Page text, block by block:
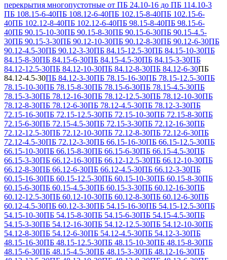
перекрытия многопустотные от ПБ 24.10-16 до ПБ 114.10-3
ПБ 108.15-6-40ПБ 108.12-6-40ПБ 102.15-8-40ПБ 102.15-6-
40ПБ 102.12-8-40ПБ 102.12-6-40ПБ 98.15-8-40ПБ 98.15-6-
40ПБ 90.15-10-30ПБ 90.15-8-30ПБ 90.15-6-30ПБ 90.15-4.5-
30ПБ 90.15-3-30ПБ 90.12-10-30ПБ 90.12-8-30ПБ 90.12-6-30ПБ
90.12-4.5-30ПБ 90.12-3-30ПБ 84.15-12.5-30ПБ 84.15-10-30ПБ
84.15-8-30ПБ 84.15-6-30ПБ 84.15-4.5-30ПБ 84.15-3-30ПБ
84.12-12.5-30ПБ 84.12-10-30ПБ 84.12-8-30ПБ 84.12-6-30ПБ
84.12-4.5-30ПБ 84.12-3-30ПБ 78.15-16-30ПБ 78.15-12.5-30ПБ
78.15-10-30ПБ 78.15-8-30ПБ 78.15-6-30ПБ 78.15-4.5-30ПБ
78.15-3-30ПБ 78.12-16-30ПБ 78.12-12.5-30ПБ 78.12-10-30ПБ
78.12-8-30ПБ 78.12-6-30ПБ 78.12-4.5-30ПБ 78.12-3-30ПБ
72.15-16-30ПБ 72.15-12.5-30ПБ 72.15-10-30ПБ 72.15-8-30ПБ
72.15-6-30ПБ 72.15-4.5-30ПБ 72.15-3-30ПБ 72.12-16-30ПБ
72.12-12.5-30ПБ 72.12-10-30ПБ 72.12-8-30ПБ 72.12-6-30ПБ
72.12-4.5-30ПБ 72.12-3-30ПБ 66.15-16-30ПБ 66.15-12.5-30ПБ
66.15-10-30ПБ 66.15-8-30ПБ 66.15-6-30ПБ 66.15-4.5-30ПБ
66.15-3-30ПБ 66.12-16-30ПБ 66.12-12.5-30ПБ 66.12-10-30ПБ
66.12-8-30ПБ 66.12-6-30ПБ 66.12-4.5-30ПБ 66.12-3-30ПБ
60.15-16-30ПБ 60.15-12.5-30ПБ 60.15-10-30ПБ 60.15-8-30ПБ
60.15-6-30ПБ 60.15-4.5-30ПБ 60.15-3-30ПБ 60.12-16-30ПБ
60.12-12.5-30ПБ 60.12-10-30ПБ 60.12-8-30ПБ 60.12-6-30ПБ
60.12-4.5-30ПБ 60.12-3-30ПБ 54.15-16-30ПБ 54.15-12.5-30ПБ
54.15-10-30ПБ 54.15-8-30ПБ 54.15-6-30ПБ 54.15-4.5-30ПБ
54.15-3-30ПБ 54.12-16-30ПБ 54.12-12.5-30ПБ 54.12-10-30ПБ
54.12-8-30ПБ 54.12-6-30ПБ 54.12-4.5-30ПБ 54.12-3-30ПБ
48.15-16-30ПБ 48.15-12.5-30ПБ 48.15-10-30ПБ 48.15-8-30ПБ
48.15-6-30ПБ 48.15-4.5-30ПБ 48.15-3-30ПБ 48.12-16-30ПБ